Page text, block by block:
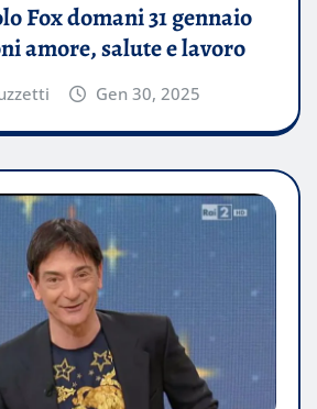
Fox domani 31 gennaio
amore, salute e lavoro
Gen 30, 2025